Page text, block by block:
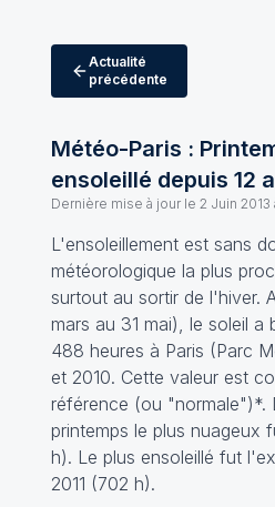
Actualité
précédente
Météo-Paris :
ensoleillé depuis 12
Dernière mise à jour le 2 Juin 2013
L'ensoleillement est sans
météorologique la plus
surtout au sortir de l'hiver.
mars au 31 mai), le soleil a
488 heures à Paris (Parc
et 2010. Cette valeur est
référence (ou "normale")*.
printemps le plus nuageux
h). Le plus ensoleillé fut
2011 (702 h).